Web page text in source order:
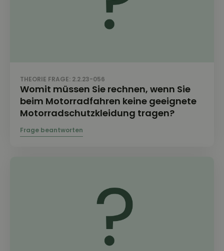
THEORIE FRAGE: 2.2.23-056
Womit müssen Sie rechnen, wenn Sie
beim Motorradfahren keine geeignete
Motorradschutzkleidung tragen?